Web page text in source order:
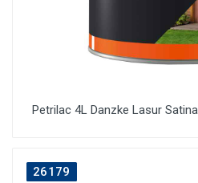
Petrilac 4L Danzke Lasur
26179